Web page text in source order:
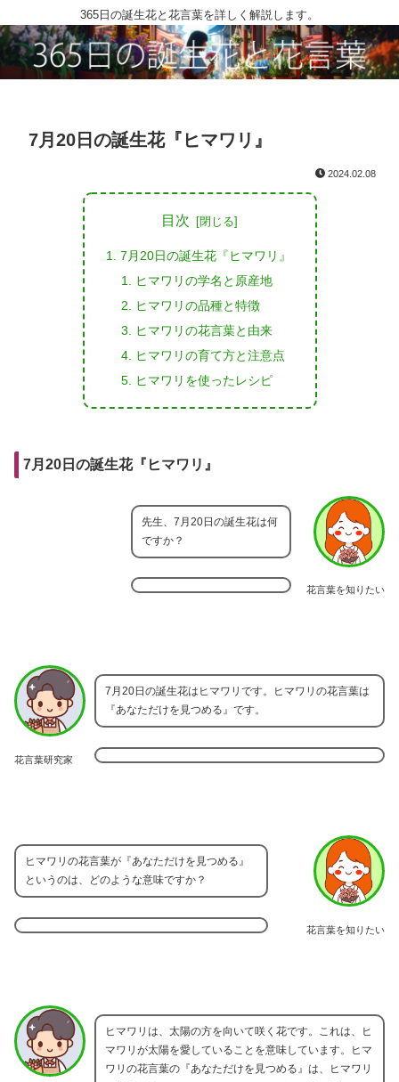
365日の誕生花と花言葉を詳しく解説します。
7月20日の誕生花『ヒマワリ』
2024.02.08
目次
7月20日の誕生花『ヒマワリ』
ヒマワリの学名と原産地
ヒマワリの品種と特徴
ヒマワリの花言葉と由来
ヒマワリの育て方と注意点
ヒマワリを使ったレシピ
7月20日の誕生花『ヒマワリ』
花言葉を知りたい
先生、7月20日の誕生花は何
ですか？
花言葉研究家
7月20日の誕生花はヒマワリです。ヒマワリの花言葉は
『あなただけを見つめる』です。
花言葉を知りたい
ヒマワリの花言葉が『あなただけを見つめる』
というのは、どのような意味ですか？
ヒマワリは、太陽の方を向いて咲く花です。これは、ヒ
マワリが太陽を愛していることを意味しています。ヒマ
ワリの花言葉の『あなただけを見つめる』は、ヒマワリ